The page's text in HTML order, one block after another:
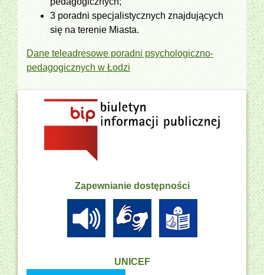
3 poradni specjalistycznych znajdujących
się na terenie Miasta.
Dane teleadresowe poradni psychologiczno-
pedagogicznych w Łodzi
Zapewnianie dostępności
UNICEF